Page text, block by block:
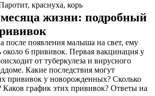
краснуха, корь
жизни: подробный
после появления малыша на свет, ему
около 6 прививок. Первая вакцинация у
от туберкулеза и вирусного
Какие последствия могут
прививок у новорожденных? Сколько
Каков график этих прививок? Ответы на